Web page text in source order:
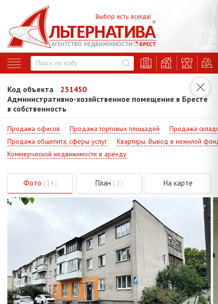
Код объекта
251450
Административно-хозяйственное помещение в Бресте
в собственность
Продажа офисов Продажа торговых площадей
Продажа
Продажа общепита, сферы услуг
Квартиры. Вывод в нежилой
Коммерческой недвижимости в аренду
Фото ( 14 ) План ( 2 ) На карте
Код - 251450